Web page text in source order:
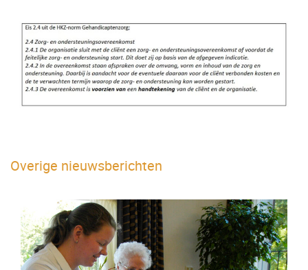
Overige nieuwsberichten